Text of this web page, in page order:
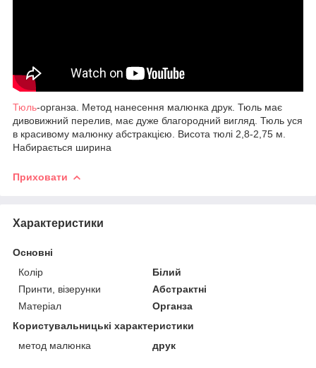
Тюль-органза. Метод нанесення малюнка друк. Тюль має
дивовижний перелив, має дуже благородний вигляд. Тюль уся
в красивому малюнку абстракцією. Висота тюлі 2,8-2,75 м.
Набирається ширина
Приховати
Характеристики
Основні
Колір
Білий
Принти, візерунки
Абстрактні
Матеріал
Органза
Користувальницькі характеристики
метод малюнка
друк